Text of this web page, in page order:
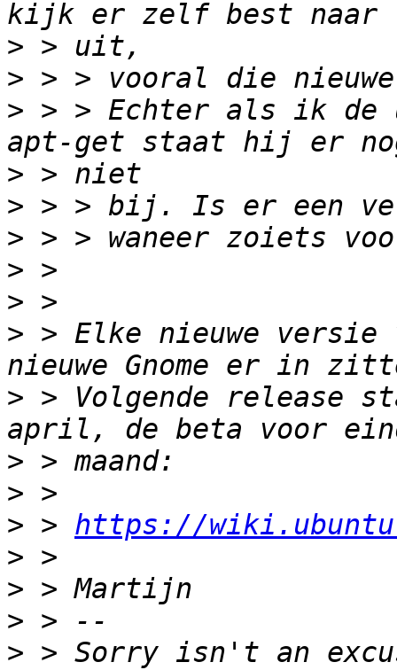
>
>
> > > Echter als ik de
>
>
>
>
>
> > Elke nieuwe versie
> > Volgende release
>
>
> > https://
>
>
>
> > Sorry isn't an